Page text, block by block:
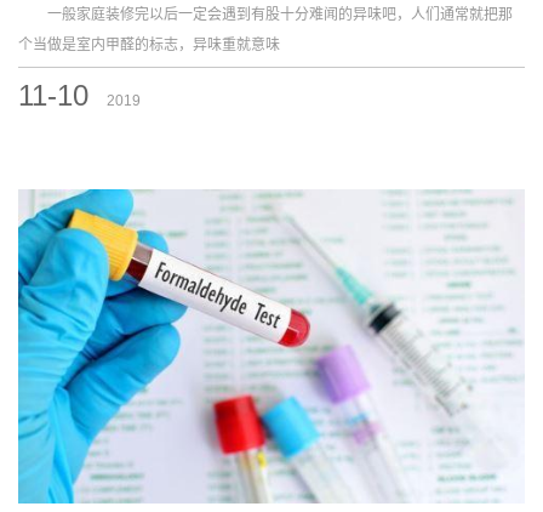
一般家庭装修完以后一定会遇到有股十分难闻的异味吧，人们通常就把那
个当做是室内甲醛的标志，异味重就意味
11-10 2019